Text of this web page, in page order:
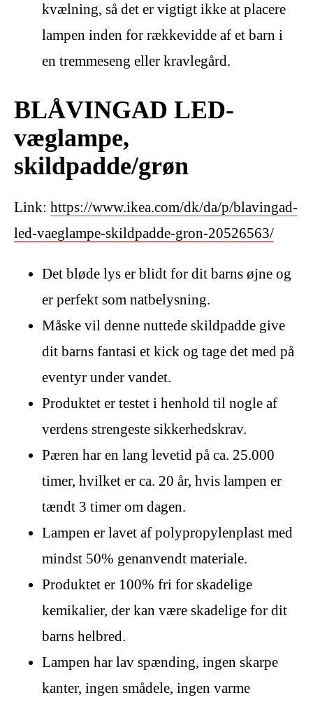
kvælning, så det er vigtigt ikke at placere
lampen inden for rækkevidde af et barn i
en tremmeseng eller kravlegård.
BLÅVINGAD LED-
væglampe,
skildpadde/grøn
Link: https://www.ikea.com/dk/da/p/blavingad-
led-vaeglampe-skildpadde-gron-20526563/
Det bløde lys er blidt for dit barns øjne og
er perfekt som natbelysning.
Måske vil denne nuttede skildpadde give
dit barns fantasi et kick og tage det med på
eventyr under vandet.
Produktet er testet i henhold til nogle af
verdens strengeste sikkerhedskrav.
Pæren har en lang levetid på ca. 25.000
timer, hvilket er ca. 20 år, hvis lampen er
tændt 3 timer om dagen.
Lampen er lavet af polypropylenplast med
mindst 50% genanvendt materiale.
Produktet er 100% fri for skadelige
kemikalier, der kan være skadelige for dit
barns helbred.
Lampen har lav spænding, ingen skarpe
kanter, ingen smådele, ingen varme